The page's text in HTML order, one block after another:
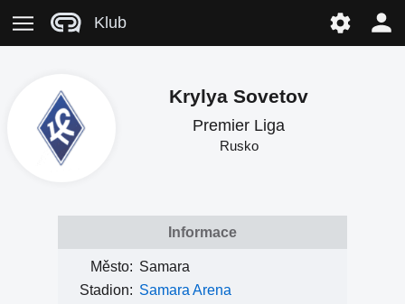
Klub
Krylya Sovetov
Premier Liga
Rusko
Informace
Město: Samara
Stadion: Samara Arena